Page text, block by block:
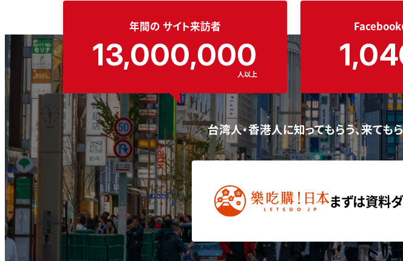
台湾人・香港人に知ってもらう、来ても
まずは資料
年間の サイト来訪者
13,000,000
人以上
Facebook